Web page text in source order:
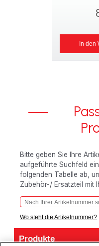
In den
Bitte geben Sie Ihre
aufgeführte Suchfeld
folgenden Tabelle ab,
Zubehör-/ Ersatzteil mit
Wo steht die Artikelnummer?
Produkte